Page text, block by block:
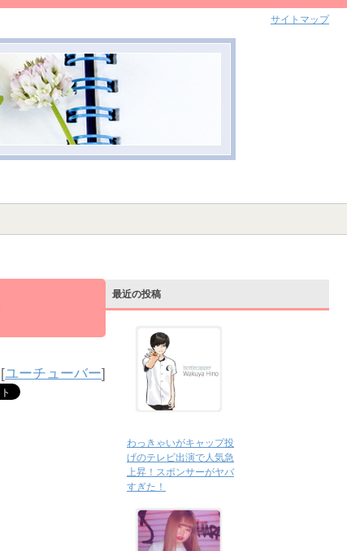
[ユーチューバー]
最近の投稿
わっきゃいがキャップ投
げのテレビ出演で人気急
上昇！スポンサーがヤバ
すぎた！
サイトマップ